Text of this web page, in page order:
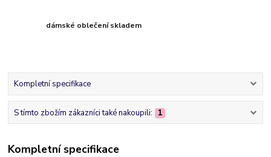
dámské oblečení skladem
Kompletní specifikace
S tímto zbožím zákazníci také nakoupili: 1
Kompletní specifikace